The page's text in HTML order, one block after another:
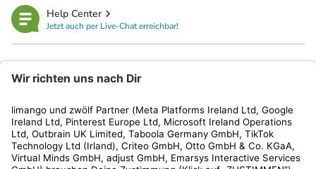
Help Center
Jetzt auch per Live-Chat erreichbar!
Kundenservice
Shop